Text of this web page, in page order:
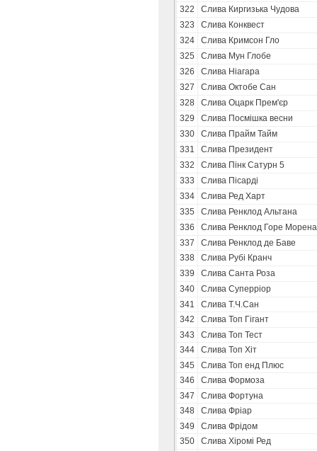
322
Слива Киргизька Чудова
323
Слива Конквест
324
Слива Кримсон Гло
325
Слива Мун Глобе
326
Слива Ніагара
327
Слива Октобе Сан
328
Слива Оцарк Прем'єр
329
Слива Посмішка весни
330
Слива Прайм Тайм
331
Слива Президент
332
Слива Пінк Сатурн 5
333
Слива Пісарді
334
Слива Ред Харт
335
Слива Ренклод Альтана
336
Слива Ренклод Горе Морена
337
Слива Ренклод де Баве
338
Слива Рубі Кранч
339
Слива Санта Роза
340
Слива Суперріор
341
Слива Т.Ч.Сан
342
Слива Топ Гігант
343
Слива Топ Тест
344
Слива Топ Хіт
345
Слива Топ енд Плюс
346
Слива Формоза
347
Слива Фортуна
348
Слива Фріар
349
Слива Фрідом
350
Слива Хіромі Ред